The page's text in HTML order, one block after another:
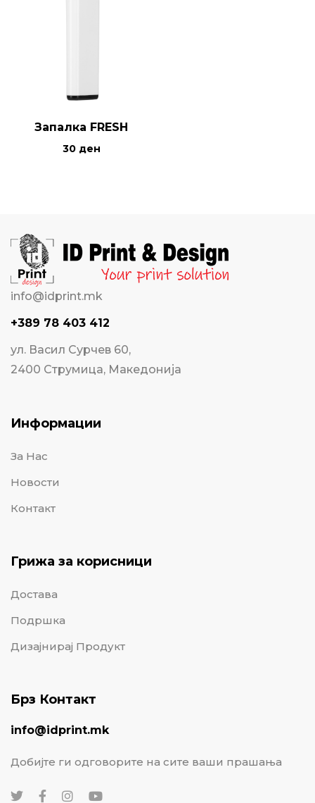
Запалка FRESH
30 ден
info@idprint.mk
+389 78 403 412
ул. Васил Сурчев 60,
2400 Струмица, Македонија
Информации
За Нас
Новости
Контакт
Грижа за корисници
Достава
Подршка
Дизајнирај Продукт
Брз Контакт
info@idprint.mk
Добијте ги одговорите на сите ваши прашања